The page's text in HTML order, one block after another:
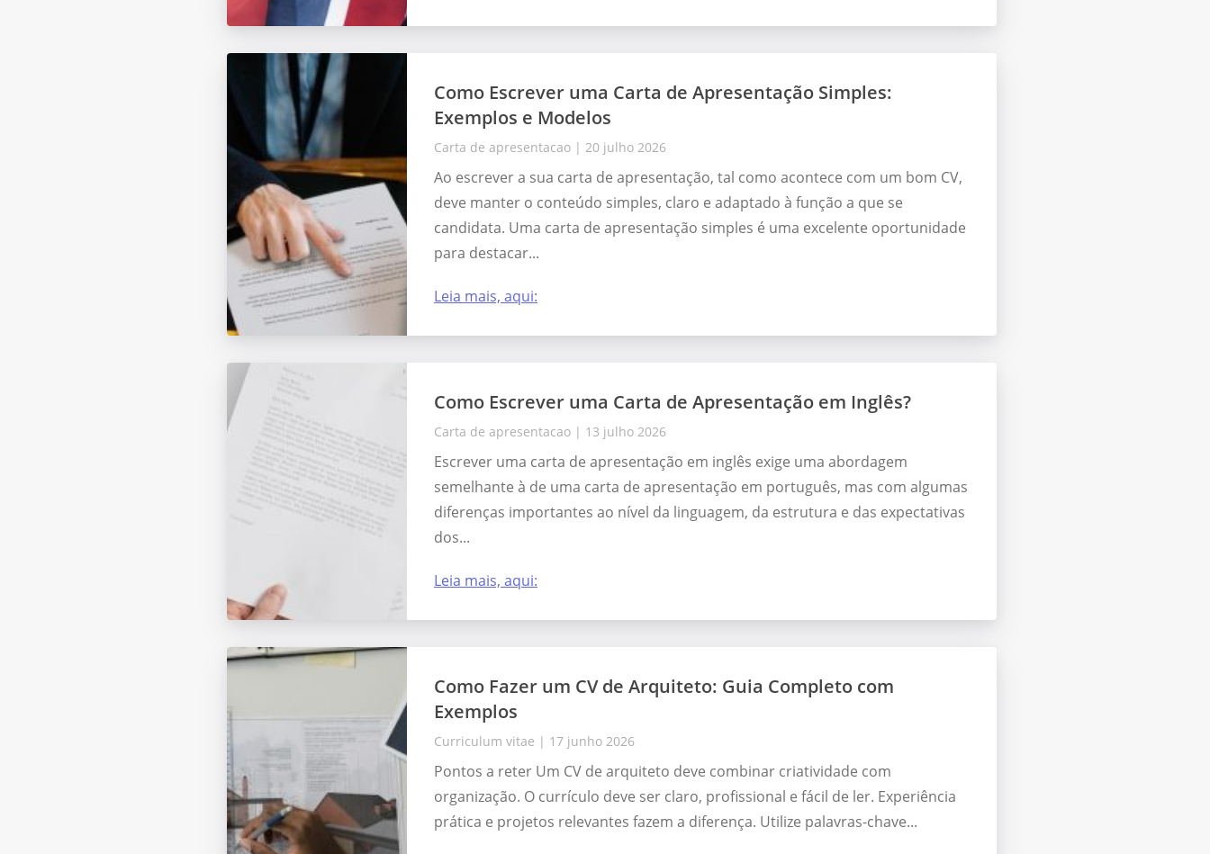
Como Escrever uma Carta de Apresentação Simples:
Exemplos e Modelos
Carta de apresentacao | 20 julho 2026
Ao escrever a sua carta de apresentação, tal como acontece com um bom CV,
deve manter o conteúdo simples, claro e adaptado à função a que se
candidata. Uma carta de apresentação simples é uma excelente oportunidade
para destacar...
Leia mais, aqui:
Como Escrever uma Carta de Apresentação em Inglês?
Carta de apresentacao | 13 julho 2026
Escrever uma carta de apresentação em inglês exige uma abordagem
semelhante à de uma carta de apresentação em português, mas com algumas
diferenças importantes ao nível da linguagem, da estrutura e das expectativas
dos...
Leia mais, aqui:
Como Fazer um CV de Arquiteto: Guia Completo com
Exemplos
Curriculum vitae | 17 junho 2026
Pontos a reter Um CV de arquiteto deve combinar criatividade com
organização. O currículo deve ser claro, profissional e fácil de ler. Experiência
prática e projetos relevantes fazem a diferença. Utilize palavras-chave...